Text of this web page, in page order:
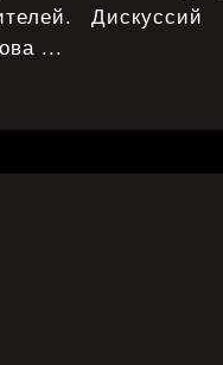
...